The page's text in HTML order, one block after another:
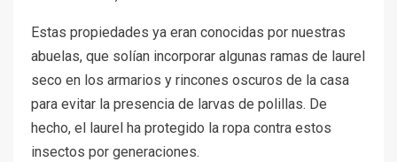
Estas propiedades ya eran conocidas por nuestras
abuelas, que solían incorporar algunas ramas de laurel
seco en los armarios y rincones oscuros de la casa
para evitar la presencia de larvas de polillas. De
hecho, el laurel ha protegido la ropa contra estos
insectos por generaciones.